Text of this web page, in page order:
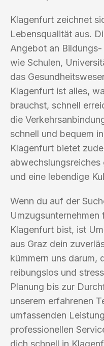
Klagenfurt zeichnet
Lebensqualität aus.
Angebot an
wie Schulen,
das
Klagenfurt ist alles,
brauchst, schnell
die
schnell und bequem
Klagenfurt bietet
und eine lebendige
Wenn du auf der
Klagenfurt bist, ist
aus Graz dein
kümmern uns darum,
reibungslos und
Planung bis zur
unserem erfahrenen
umfassenden
professionellen
dich schnell in